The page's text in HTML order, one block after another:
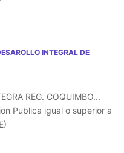
INTEGRAL DE
REG. COQUIMBO...
Publica igual o superior a